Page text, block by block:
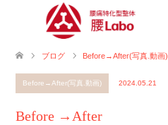
ブログ Before→After(写真.動画)
Before→After(写真.動画) 2024.05.21
Before →After